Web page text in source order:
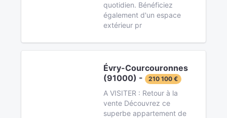
quotidien. Bénéficiez
également d'un espace
extérieur pr
Évry-Courcouronnes
(91000) -
210 100 €
A VISITER : Retour à la
vente Découvrez ce
superbe appartement de